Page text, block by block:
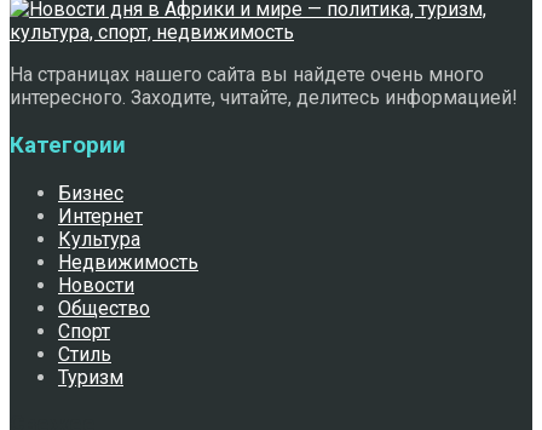
На страницах нашего сайта вы найдете очень много
интересного. Заходите, читайте, делитесь информацией!
Категории
Бизнес
Интернет
Культура
Недвижимость
Новости
Общество
Спорт
Стиль
Туризм